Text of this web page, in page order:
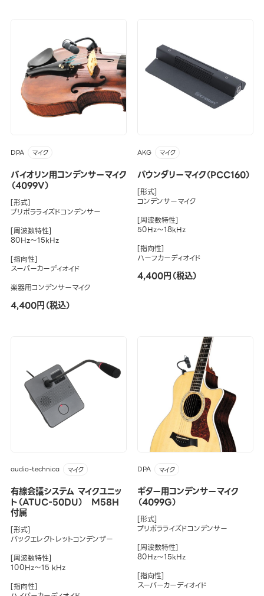
DPA マイク
バイオリン用コンデンサーマイク
（4099V）
[形式]
プリポラライズドコンデンサー
[周波数特性]
80Hz～15kHz
[指向性]
スーパーカーディオイド
楽器用コンデンサーマイク
4,400円（税込）
AKG マイク
バウンダリーマイク（PCC160）
[形式]
コンデンサーマイク
[周波数特性]
50Hz～18kHz
[指向性]
ハーフカーディオイド
4,400円（税込）
audio-technica マイク
有線会議システム マイクユニッ
ト（ATUC-50DU） M58H
付属
[形式]
バックエレクトレットコンデンザー
[周波数特性]
100Hz～15 kHz
[指向性]
DPA マイク
ギター用コンデンサーマイク
（4099G）
[形式]
プリポラライズドコンデンサー
[周波数特性]
80Hz～15kHz
[指向性]
スーパーカーディオイド